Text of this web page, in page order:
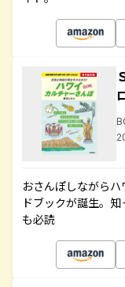
おさんぽしながら
ドブックが誕生。
も必読